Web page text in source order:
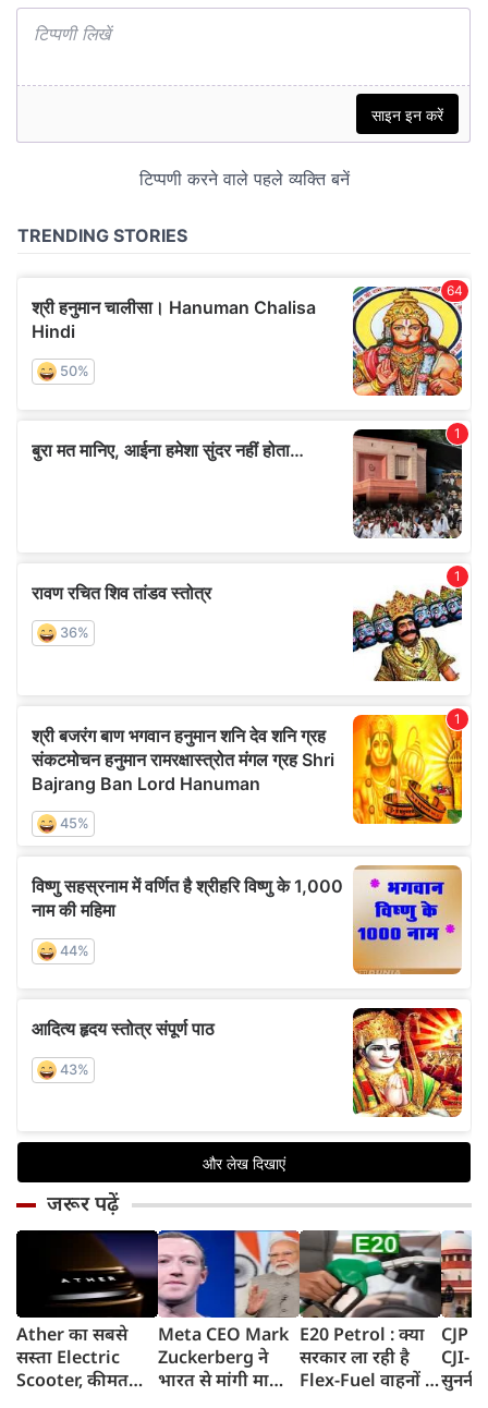
जरूर पढ़ें
Ather का सबसे
सस्ता Electric
Scooter, कीमत
सुनकर रह जाएंगे
Meta CEO Mark
Zuckerberg ने
भारत से मांगी माफी,
E20 Petrol : क्या
सरकार ला रही है
Flex-Fuel वाहनों के
CJP
CJI-
सुननी